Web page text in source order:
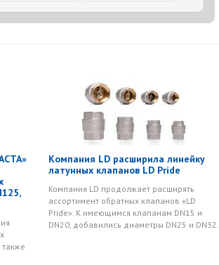
Компания LD расширила линейку
латунных клапанов LD Pride
Компания LD продолжает расширять
ассортимент обратных клапанов «LD
Pride». К имеющимся клапанам DN15 и
DN20, добавились диаметры DN25 и DN32.